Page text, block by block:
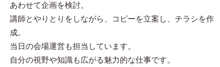
あわせて企画を検討。
講師とやりとりをしながら、コピーを立案し、チラシを作
成。
当日の会場運営も担当しています。
自分の視野や知識も広がる魅力的な仕事です。